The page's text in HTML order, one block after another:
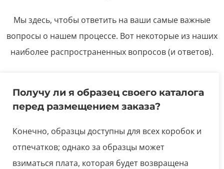
Мы здесь, чтобы ответить на ваши самые важные
вопросы о нашем процессе. Вот некоторые из наших
наиболее распространенных вопросов (и ответов).
Получу ли я образец своего каталога
перед размещением заказа?
Конечно, образцы доступны для всех коробок и
отпечатков; однако за образцы может
взиматься плата, которая будет возвращена